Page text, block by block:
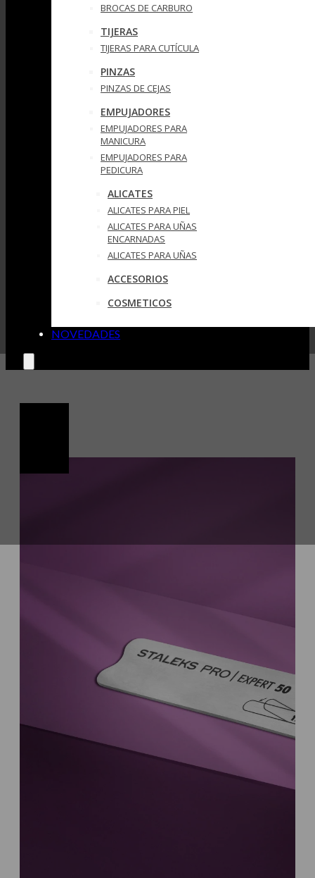
BROCAS DE CARBURO
TIJERAS
TIJERAS PARA CUTÍCULA
PINZAS
PINZAS DE CEJAS
EMPUJADORES
EMPUJADORES PARA
MANICURA
EMPUJADORES PARA
PEDICURA
ALICATES
ALICATES PARA PIEL
ALICATES PARA UÑAS
ENCARNADAS
ALICATES PARA UÑAS
ACCESORIOS
COSMETICOS
NOVEDADES